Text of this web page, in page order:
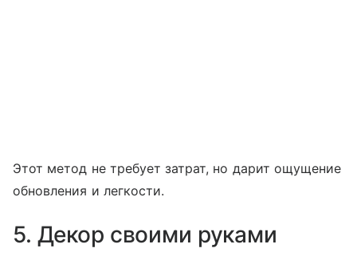
Этот метод не требует затрат, но дарит ощущение
обновления и легкости.
5. Декор своими руками